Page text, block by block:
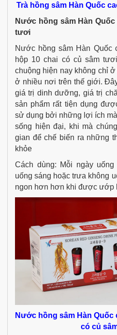
Trà hồng sâm Hàn Quốc
Nước hồng sâm Hàn
tươi
Nước hồng sâm Hàn Quốc
hộp 10 chai có củ sâm
chuộng hiện nay không chỉ
ở nhiều nơi trên thế giới.
giá trị dinh dưỡng, giá trị
sản phẩm rất tiện dụng
sử dụng bởi những lợi ích
sống hiện đại, khi mà
gian để chế biến ra những
khỏe
Cách dùng: Mỗi ngày
uống sáng hoặc trưa không
ngon hơn hơn khi được ướp
Nước hồng sâm Hàn
có củ